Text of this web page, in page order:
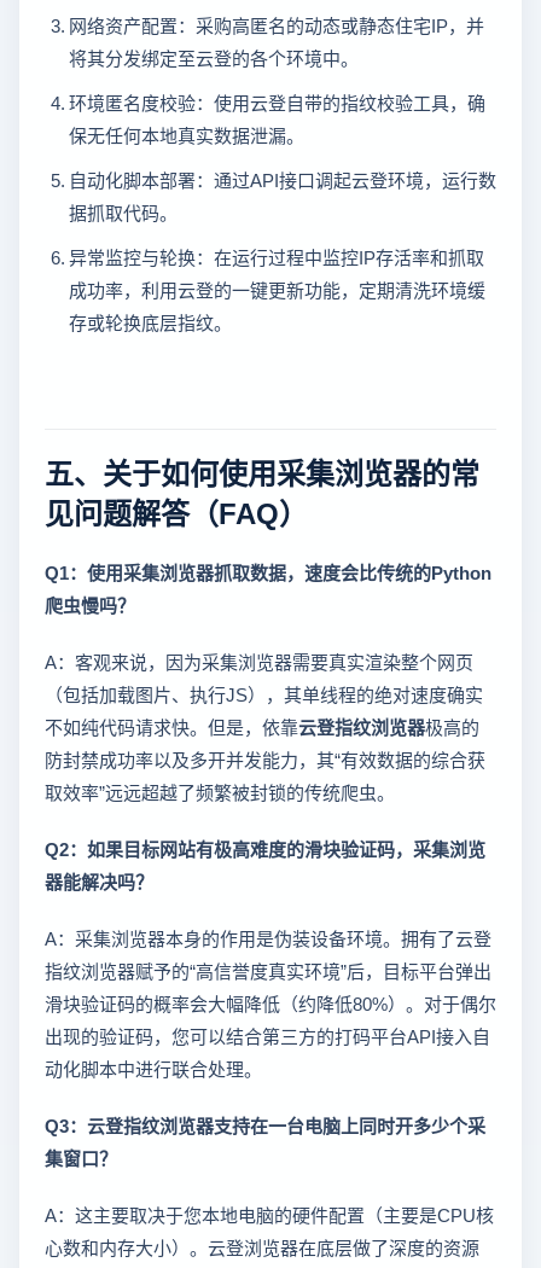
网络资产配置：采购高匿名的动态或静态住宅IP，并
将其分发绑定至云登的各个环境中。
环境匿名度校验：使用云登自带的指纹校验工具，确
保无任何本地真实数据泄漏。
自动化脚本部署：通过API接口调起云登环境，运行数
据抓取代码。
异常监控与轮换：在运行过程中监控IP存活率和抓取
成功率，利用云登的一键更新功能，定期清洗环境缓
存或轮换底层指纹。
五、关于如何使用采集浏览器的常
见问题解答（FAQ）
Q1：使用采集浏览器抓取数据，速度会比传统的Python
爬虫慢吗？
A：客观来说，因为采集浏览器需要真实渲染整个网页
（包括加载图片、执行JS），其单线程的绝对速度确实
不如纯代码请求快。但是，依靠云登指纹浏览器极高的
防封禁成功率以及多开并发能力，其“有效数据的综合获
取效率”远远超越了频繁被封锁的传统爬虫。
Q2：如果目标网站有极高难度的滑块验证码，采集浏览
器能解决吗？
A：采集浏览器本身的作用是伪装设备环境。拥有了云登
指纹浏览器赋予的“高信誉度真实环境”后，目标平台弹出
滑块验证码的概率会大幅降低（约降低80%）。对于偶尔
出现的验证码，您可以结合第三方的打码平台API接入自
动化脚本中进行联合处理。
Q3：云登指纹浏览器支持在一台电脑上同时开多少个采
集窗口？
A：这主要取决于您本地电脑的硬件配置（主要是CPU核
心数和内存大小）。云登浏览器在底层做了深度的资源